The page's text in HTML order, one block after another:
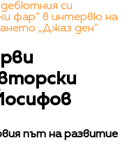
си
фар“ в интервю на
„Джаз ден“
път на развитие